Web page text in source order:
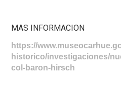
MAS INFORMACION
https://
historico/investigaciones/
col-baron-hirsch